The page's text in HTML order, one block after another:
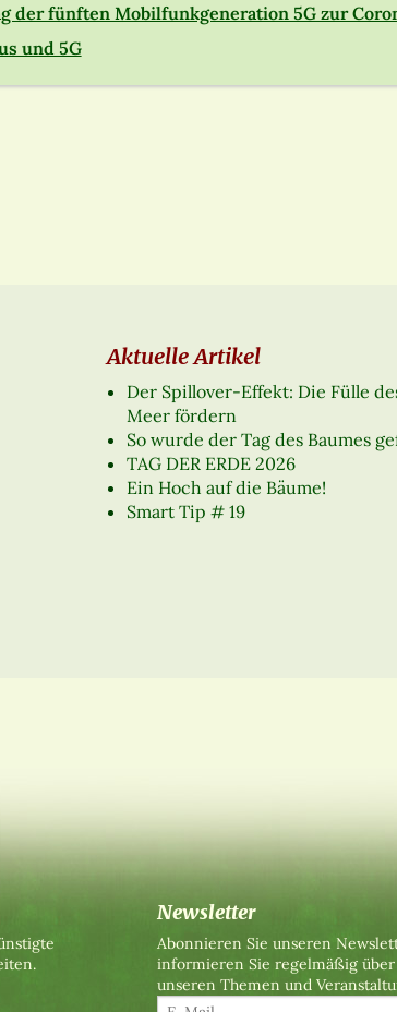
der fünften Mobilfunkgeneration 5G zur
und 5G
Aktuelle Artikel
Der Spillover-Effekt: Die Fülle
Meer fördern
So wurde der Tag des Baumes
TAG DER ERDE 2026
Ein Hoch auf die Bäume!
Smart Tip # 19
Newsletter
Abonnieren Sie unseren
informieren Sie regelmäßig
unseren Themen und